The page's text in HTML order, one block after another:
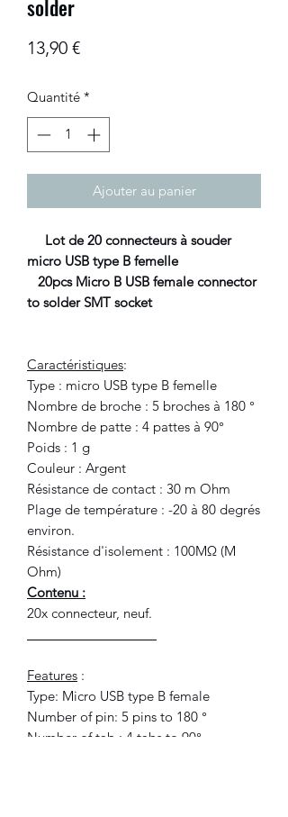
solder
13,90 €Prix
Quantité *
Ajouter au panier
Lot de 20 connecteurs à souder
micro USB type B femelle
20pcs Micro B USB female connector
to solder SMT socket
Caractéristiques:
Type : micro USB type B femelle
Nombre de broche : 5 broches à 180 °
Nombre de patte : 4 pattes à 90°
Poids : 1 g
Couleur : Argent
Résistance de contact : 30 m Ohm
Plage de température : -20 à 80 degrés
environ.
Résistance d'isolement : 100MΩ (M
Ohm)
Contenu :
20x connecteur, neuf.
Features :
Type: Micro USB type B female
Number of pin: 5 pins to 180 °
Number of tab : 4 tabs to 90°